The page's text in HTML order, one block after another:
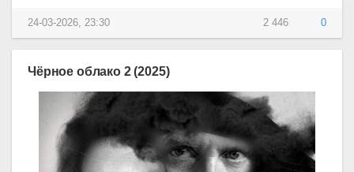
2 446 0
24-03-2026, 23:30
Чёрное облако 2 (2025)